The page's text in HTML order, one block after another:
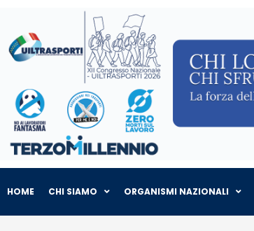
HOME CHI SIAMO ORGANISMI NAZIONALI